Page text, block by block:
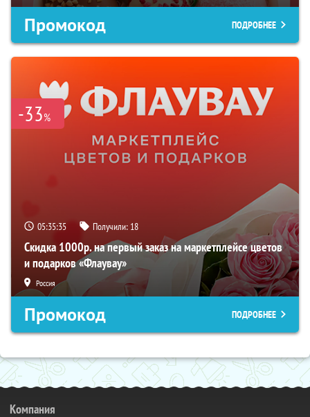
Промокод ПОДРОБНЕЕ
-33%
05:35:34 Получили: 18
Скидка 1000р. на первый заказ на маркетплейсе цветов
и подарков «Флаувау»
Россия
Промокод ПОДРОБНЕЕ
Компания